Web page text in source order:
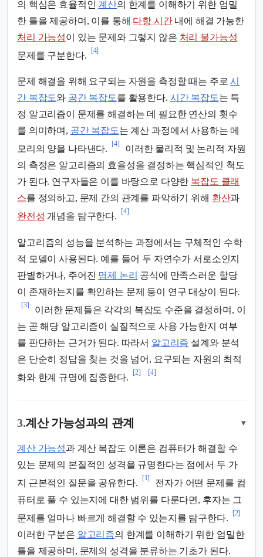
의 핵심은 효율적인 계산의 한계를 이해하기 위한 엄밀
한 틀을 제공하며, 이를 통해 다항 시간내에 해결 가능한
처리 가능성이 있는 문제와 그렇지 않은 처리 불가능성
문제를 구분한다.
[4]
문제 해결을 위해 요구되는 자원을 측정할 때는 주로시
간 복잡도와 공간 복잡도를 활용한다. 시간 복잡도는 특
정 알고리즘이 문제를 해결하는 데 필요한 연산의 횟수
를 의미하며, 공간 복잡도는 계산 과정에서 사용하는 메
모리의 양을 나타낸다.
[4]
이러한 물리적 및 논리적 자원
의 측정은 알고리즘의 효율성을 결정하는 핵심적인 척도
가 된다. 연구자들은 이를 바탕으로 다양한 복잡도 클래
스를 정의하고, 문제 간의 관계를 파악하기 위해 환산과
완전성 개념을 탐구한다.
[4]
알고리즘의 성능을 분석하는 과정에서는 구체적인 수학
적 모델이 사용된다. 예를 들어 두 자연수가 서로소인지
판별하거나, 주어진 명제 논리 공식에 만족스러운 할당
이 존재하는지를 확인하는 문제 등이 연구 대상이 된다.
[3]
이러한 문제들은 각각의 복잡도 수준을 결정하며, 이
는 곧 해당 알고리즘이 실질적으로 사용 가능한지 여부
를 판단하는 근거가 된다. 따라서 알고리즘 설계와 분석
은 단순히 정답을 찾는 것을 넘어, 요구되는 자원의 최적
화와 한계 규명에 집중한다.
[2] [4]
3.계산 가능성과의 관계 ▾
계산 가능성과 계산 복잡도 이론은 컴퓨터가 해결할 수
있는 문제의 본질적인 성격을 규명한다는 점에서 두 가
지 근본적인 질문을 공유한다.
[1]
전자가 어떤 문제를 컴
퓨터로 풀 수 있는지에 대한 범위를 다룬다면, 후자는 그
문제를 얼마나 빠르게 해결할 수 있는지를 탐구한다.
[2]
이러한 구분은 알고리즘의 한계를 이해하기 위한 엄밀한
틀을 제공하며, 문제의 성격을 분류하는 기초가 된다.